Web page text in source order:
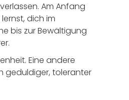
Am Anfang
dich im
bis zur Bewältigung
Eine andere
geduldiger, toleranter